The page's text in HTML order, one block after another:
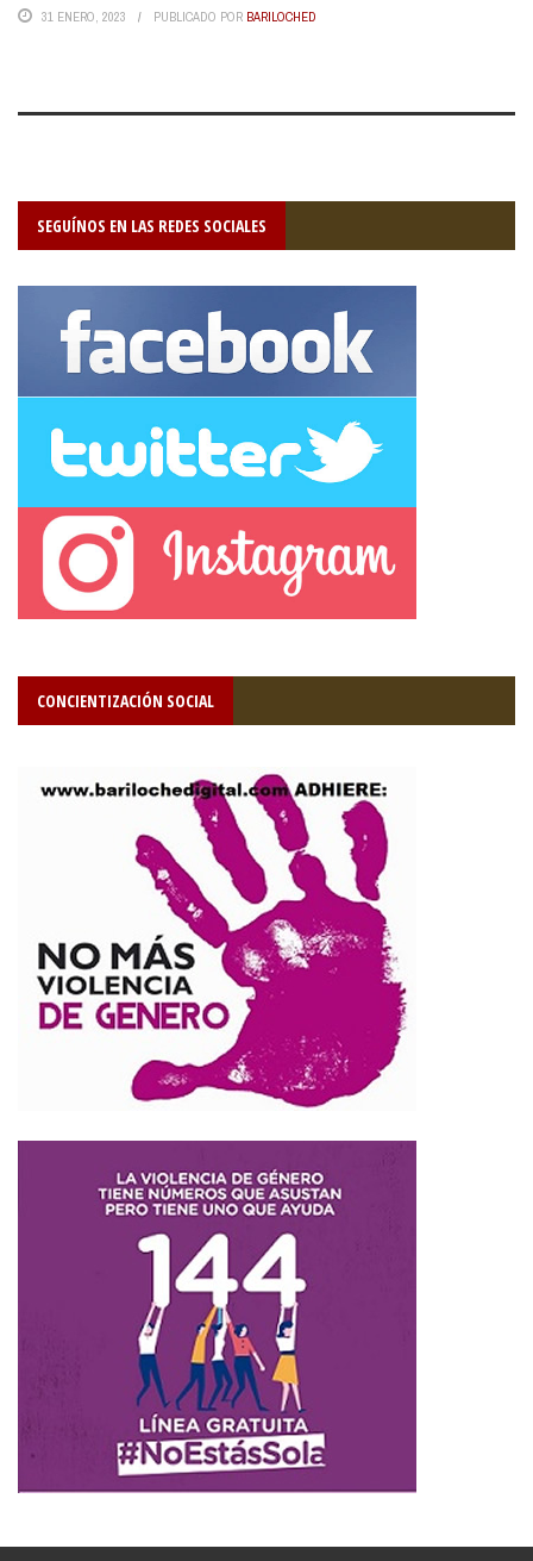
31 ENERO, 2023 PUBLICADO POR BARILOCHED
SEGUÍNOS EN LAS REDES SOCIALES
CONCIENTIZACIÓN SOCIAL